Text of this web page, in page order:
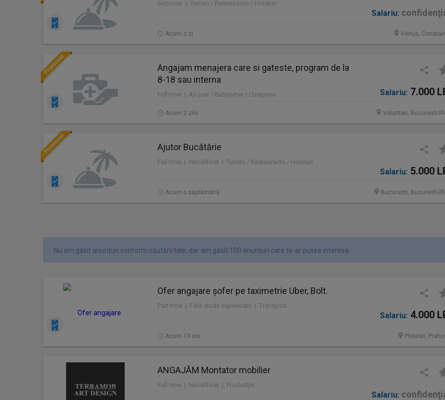
Sezonier | Turism / Restaurante / Hoteluri
Salariu:
Acum o zi Venus,
Angajam menajera care si gateste, program de la
8-18 sau interna
Full time | Au pair / Babysitter / Curăţenie Salariu: 7.000
Acum 2 zile Voluntari, Bucuresti-
Ajutor Bucătărie
Full time | Necalificat | Turism / Restaurante / Hoteluri
Salariu: 5.000
Acum o săptămână Bucuresti, Bucuresti-
Nu am găsit anunțuri conform căutării tale, dar am găsit 100 anunțuri care te-ar putea interesa.
Ofer angajare șofer pe taximetrie Uber, Bolt.
Part time | Fără studii superioare | Transport
Salariu: 4.000
Acum 13 ore Ploiesti,
ANGAJĂM Montator mobilier
Full time | Necalificat | Producție
Salariu: